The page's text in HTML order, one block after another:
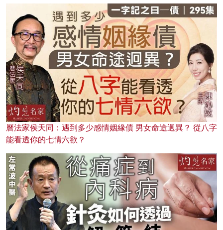
曆法家侯天同：遇到多少感情姻緣債 男女命途迥異？ 從八字
能看透你的七情六欲？